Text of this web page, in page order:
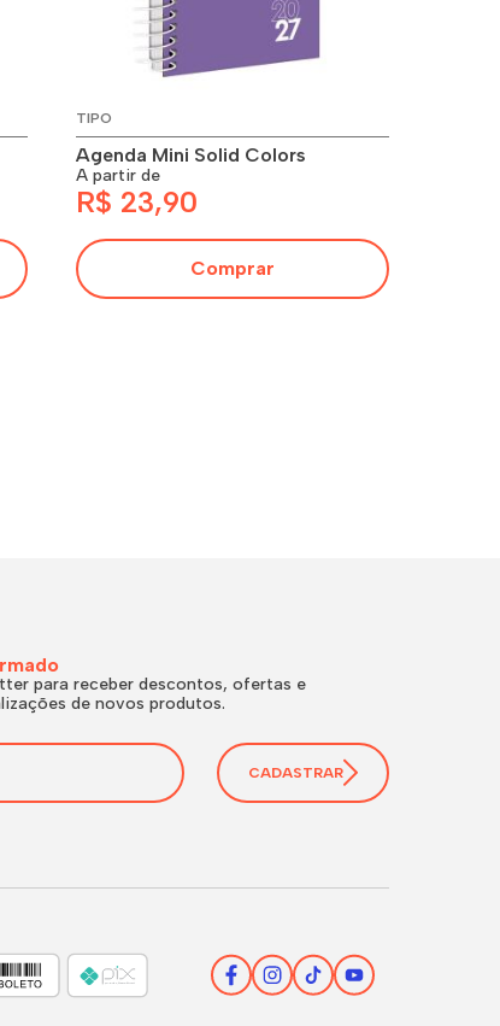
TIPO
Agenda Mini Solid Colors
A partir de
R$ 23,90
Comprar
para receber descontos, ofertas e
de novos produtos.
CADASTRAR